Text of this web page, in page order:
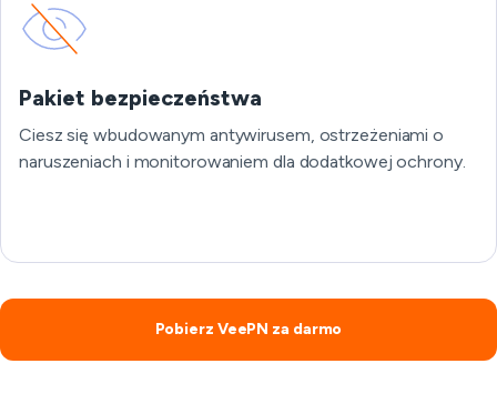
Pakiet bezpieczeństwa
Ciesz się wbudowanym antywirusem, ostrzeżeniami o
naruszeniach i monitorowaniem dla dodatkowej ochrony.
Pobierz VeePN za darmo